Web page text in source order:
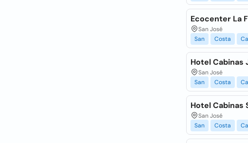
Ecocenter La
San José
San
Costa
Hotel Cabinas
San José
San
Costa
Hotel Cabinas
San José
San
Costa